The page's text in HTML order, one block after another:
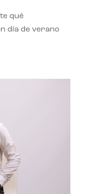
qué
día de verano